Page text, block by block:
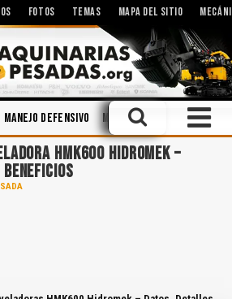
FOTOS TEMAS MAPA DEL SITIO
Manejo Defensivo Minería Cucharones
HMK600 HIDROMEK –